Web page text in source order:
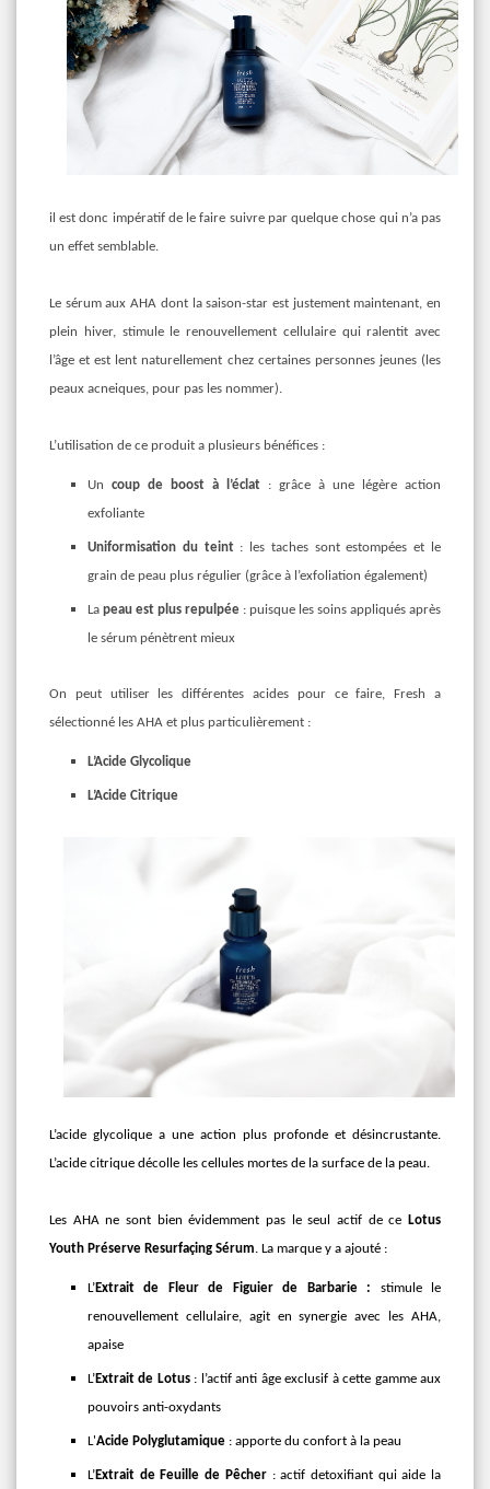
il est donc impératif de le faire suivre par quelque chose qui n’a pas
un effet semblable.
Le sérum aux AHA dont la saison-star est justement maintenant, en
plein hiver, stimule le renouvellement cellulaire qui ralentit avec
l’âge et est lent naturellement chez certaines personnes jeunes (les
peaux acneiques, pour pas les nommer).
L’utilisation de ce produit a plusieurs bénéfices :
Un coup de boost à l’éclat : grâce à une légère action
exfoliante
Uniformisation du teint : les taches sont estompées et le
grain de peau plus régulier (grâce à l’exfoliation également)
La peau est plus repulpée : puisque les soins appliqués après
le sérum pénètrent mieux
On peut utiliser les différentes acides pour ce faire, Fresh a
sélectionné les AHA et plus particulièrement :
L’Acide Glycolique
L’Acide Citrique
L’acide glycolique a une action plus profonde et désincrustante.
L’acide citrique décolle les cellules mortes de la surface de la peau.
Les AHA ne sont bien évidemment pas le seul actif de ce
Lotus
Youth Préserve Resurfaçing Sérum. La marque y a ajouté :
L’Extrait de Fleur de Figuier de Barbarie : stimule le
renouvellement cellulaire, agit en synergie avec les AHA,
apaise
L’Extrait de Lotus: l’actif anti âge exclusif à cette gamme aux
pouvoirs anti-oxydants
L'Acide Polyglutamique : apporte du confort à la peau
L’Extrait de Feuille de Pêcher: actif detoxifiant qui aide la